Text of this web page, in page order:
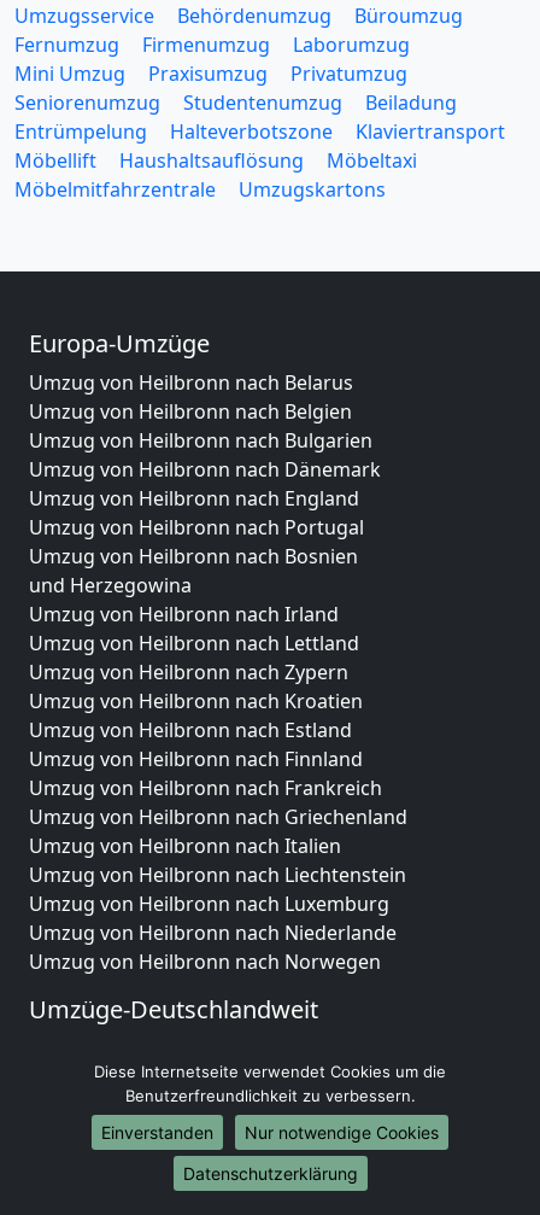
Umzugsservice Behördenumzug
Büroumzug
Fernumzug
Firmenumzug
Laborumzug
Mini Umzug
Praxisumzug
Privatumzug
Seniorenumzug
Studentenumzug
Beiladung
Entrümpelung
Halteverbotszone
Klaviertransport
Möbellift
Haushaltsauflösung
Möbeltaxi
Möbelmitfahrzentrale
Umzugskartons
Europa-Umzüge
Umzug von Heilbronn nach Belarus
Umzug von Heilbronn nach Belgien
Umzug von Heilbronn nach Bulgarien
Umzug von Heilbronn nach Dänemark
Umzug von Heilbronn nach England
Umzug von Heilbronn nach Portugal
Umzug von Heilbronn nach Bosnien
und Herzegowina
Umzug von Heilbronn nach Irland
Umzug von Heilbronn nach Lettland
Umzug von Heilbronn nach Zypern
Umzug von Heilbronn nach Kroatien
Umzug von Heilbronn nach Estland
Umzug von Heilbronn nach Finnland
Umzug von Heilbronn nach Frankreich
Umzug von Heilbronn nach Griechenland
Umzug von Heilbronn nach Italien
Umzug von Heilbronn nach Liechtenstein
Umzug von Heilbronn nach Luxemburg
Umzug von Heilbronn nach Niederlande
Umzug von Heilbronn nach Norwegen
Umzüge-Deutschlandweit
Umzug von Heilbronn nach Hamburg
Umzug von Heilbronn nach München
Umzug von Heilbronn nach Köln
Umzug von Heilbronn nach Frankfurt am Main
Umzug von Heilbronn nach Stuttgart
Diese Internetseite verwendet Cookies um die
Benutzerfreundlichkeit zu verbessern.
Einverstanden
Nur notwendige Cookies
Datenschutzerklärung